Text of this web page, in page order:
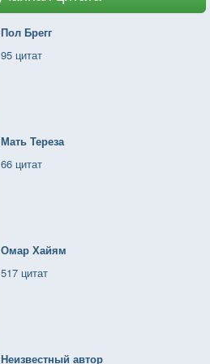
Пол Брегг
95 цитат
Мать Тереза
66 цитат
Омар Хайям
517 цитат
Неизвестный автор